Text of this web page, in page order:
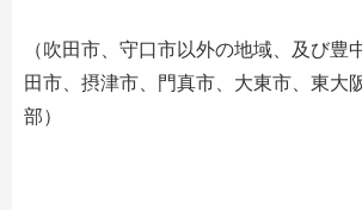
（吹田市、守口市以外の地域、及び豊
田市、摂津市、門真市、大東市、東大
部）